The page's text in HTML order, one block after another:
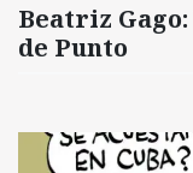
Beatriz
de Punto